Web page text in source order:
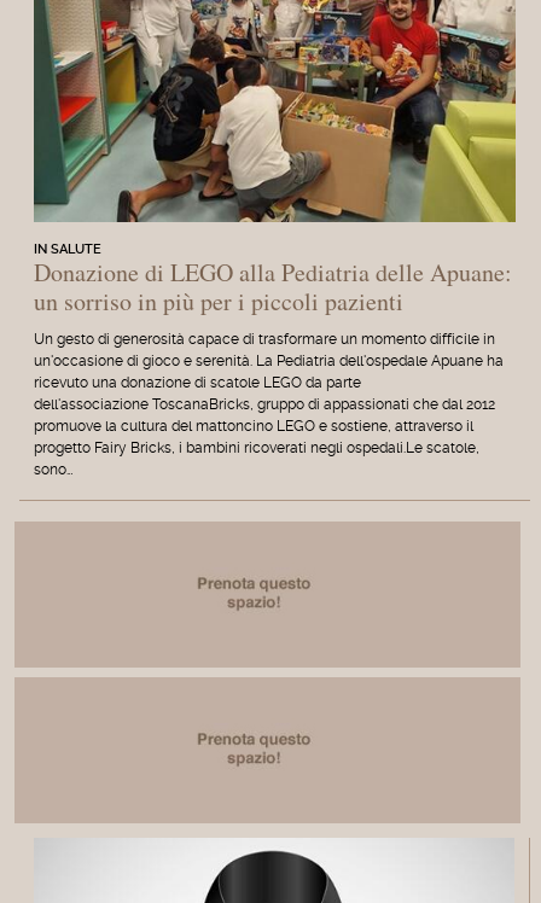
IN SALUTE
Donazione di LEGO alla Pediatria delle Apuane:
un sorriso in più per i piccoli pazienti
Un gesto di generosità capace di trasformare un momento difficile in
un'occasione di gioco e serenità. La Pediatria dell'ospedale Apuane ha
ricevuto una donazione di scatole LEGO da parte
dell'associazione ToscanaBricks, gruppo di appassionati che dal 2012
promuove la cultura del mattoncino LEGO e sostiene, attraverso il
progetto Fairy Bricks, i bambini ricoverati negli ospedali.Le scatole,
sono…